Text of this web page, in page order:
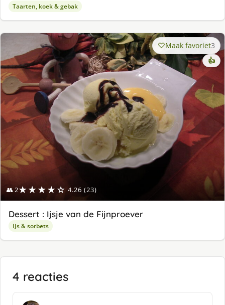
Taarten, koek & gebak
👥 2★★★★☆ 4.26 (23)
Maak favoriet3
👍
Dessert : Ijsje van de Fijnproever
IJs & sorbets
4 reacties